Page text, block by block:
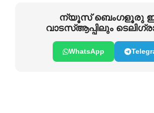
ന്യൂസ് ബെംഗളൂരു
വാടസ്ആപ്പിലും
WhatsApp